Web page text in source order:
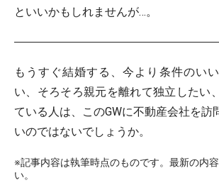
といいかもしれませんが…。
もうすぐ結婚する、今より条件のい
い、そろそろ親元を離れて独立したい
ている人は、このGWに不動産会社を訪
いのではないでしょうか。
※記事内容は執筆時点のものです。最新の内
い。